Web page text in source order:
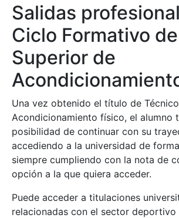
Salidas
Ciclo Formativo
Superior de
Una vez obtenido el título de
Acondicionamiento físico, el alumno
posibilidad de continuar con su
accediendo a la universidad de
siempre cumpliendo con la nota de
opción a la que quiera acceder.
Puede acceder a titulaciones
relacionadas con el sector deportivo